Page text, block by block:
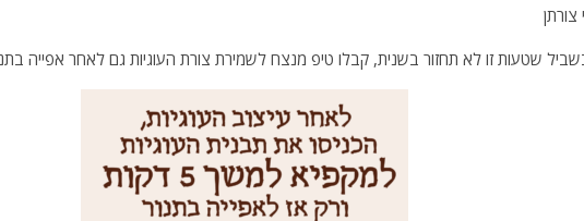
שטעות זו לא תחזור בשנית, קבלו טיפ מנצח לשמירת צורת העוגיות גם לאחר אפייה